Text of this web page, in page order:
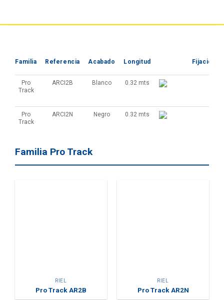
Familia Referencia Acabado Longitud Fijación
Pro
Track
ARCI2B Blanco 0.32 mts
Pro
Track
ARCI2N Negro 0.32 mts
Familia Pro Track
RIEL
Pro Track AR2B
RIEL
Pro Track AR2N